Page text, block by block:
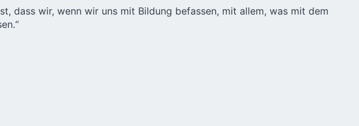
dass wir, wenn wir uns mit Bildung befassen, mit allem, was mit dem